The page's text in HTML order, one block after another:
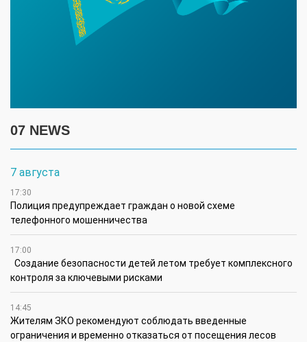
07 NEWS
7 августа
17:30
Полиция предупреждает граждан о новой схеме
телефонного мошенничества
17:00
Создание безопасности детей летом требует комплексного
контроля за ключевыми рисками
14:45
Жителям ЗКО рекомендуют соблюдать введенные
ограничения и временно отказаться от посещения лесов